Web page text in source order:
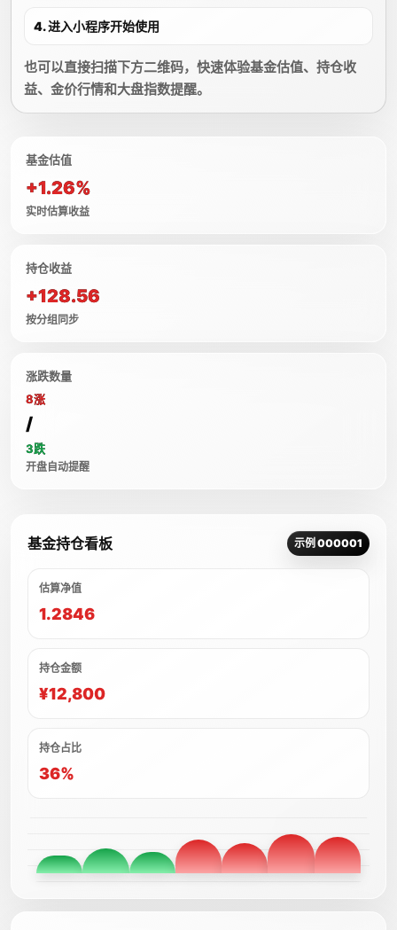
4. 进入小程序开始使用
也可以直接扫描下方二维码，快速体验基金估值、持仓收
益、金价行情和大盘指数提醒。
基金估值
+1.26%
实时估算收益
持仓收益
+128.56
按分组同步
涨跌数量
8涨
/
3跌
开盘自动提醒
基金持仓看板 示例 000001
估算净值
1.2846
持仓金额
¥12,800
持仓占比
36%